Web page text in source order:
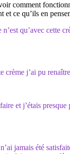
comment
et ce qu’ils en
qu’avec
crème j’ai pu
et j’étais
jamais été